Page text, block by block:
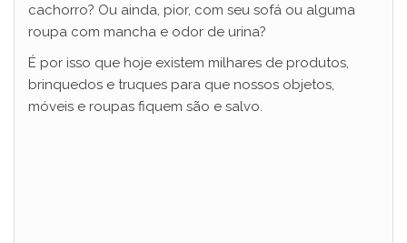
cachorro? Ou ainda, pior, com seu sofá ou alguma
roupa com mancha e odor de urina?
É por isso que hoje existem milhares de produtos,
brinquedos e truques para que nossos objetos,
móveis e roupas fiquem são e salvo.